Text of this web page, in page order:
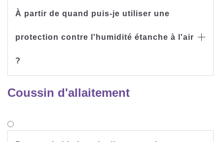
À partir de quand puis-je utiliser une
protection contre l'humidité étanche à l'air
?

Coussin d'allaitement